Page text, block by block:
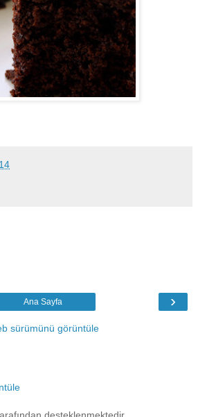
›
Ana Sayfa
sürümünü görüntüle